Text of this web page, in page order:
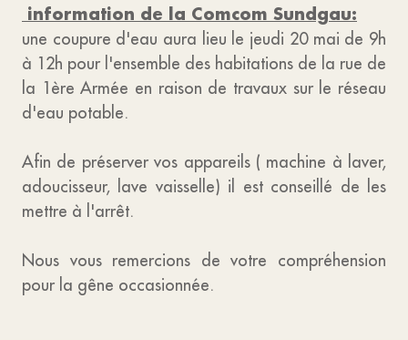
information de la Comcom Sundgau:
une coupure d'eau aura lieu le jeudi 20 mai de 9h
à 12h pour l'ensemble des habitations de la rue de
la 1ère Armée en raison de travaux sur le réseau
d'eau potable.
Afin de préserver vos appareils ( machine à laver,
adoucisseur, lave vaisselle) il est conseillé de les
mettre à l'arrêt.
Nous vous remercions de votre compréhension
pour la gêne occasionnée.